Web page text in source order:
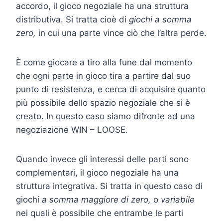
accordo, il gioco negoziale ha una struttura
distributiva. Si tratta cioè di giochi a somma
zero, in cui una parte vince ciò che l’altra perde.
È come giocare a tiro alla fune dal momento
che ogni parte in gioco tira a partire dal suo
punto di resistenza, e cerca di acquisire quanto
più possibile dello spazio negoziale che si è
creato. In questo caso siamo difronte ad una
negoziazione WIN – LOOSE.
Quando invece gli interessi delle parti sono
complementari, il gioco negoziale ha una
struttura integrativa. Si tratta in questo caso di
giochi a somma maggiore di zero, o variabile
nei quali è possibile che entrambe le parti